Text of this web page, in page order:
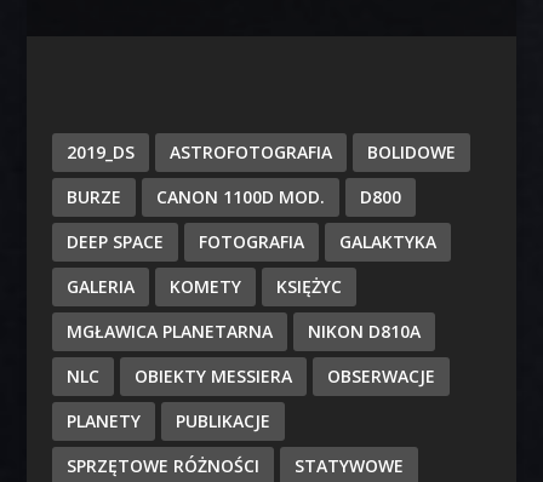
2019_DS ASTROFOTOGRAFIA
BOLIDOWE
BURZE
CANON 1100D MOD.
D800
DEEP SPACE
FOTOGRAFIA
GALAKTYKA
GALERIA
KOMETY
KSIĘŻYC
MGŁAWICA PLANETARNA
NIKON D810A
NLC
OBIEKTY MESSIERA
OBSERWACJE
PLANETY
PUBLIKACJE
SPRZĘTOWE RÓŻNOŚCI
STATYWOWE